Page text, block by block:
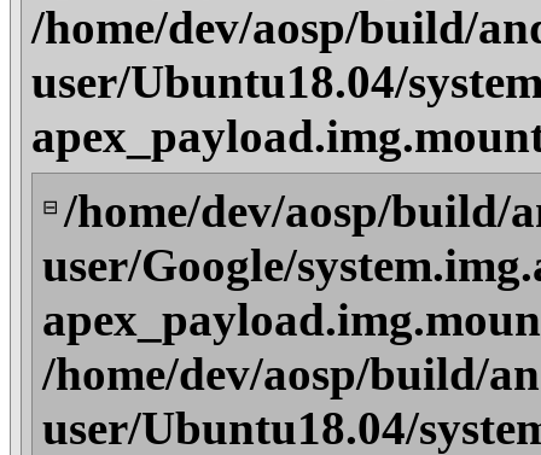
/home/dev/aosp/build/
user/Ubuntu18.04/
⊟ /home/dev/aosp/build/
user/Google/
/home/dev/aosp/build/
user/Ubuntu18.04/